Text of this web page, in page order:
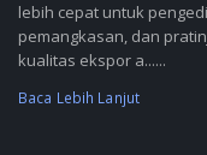
lebih cepat untuk
pemangkasan, dan
kualitas ekspor a......
Baca Lebih Lanjut